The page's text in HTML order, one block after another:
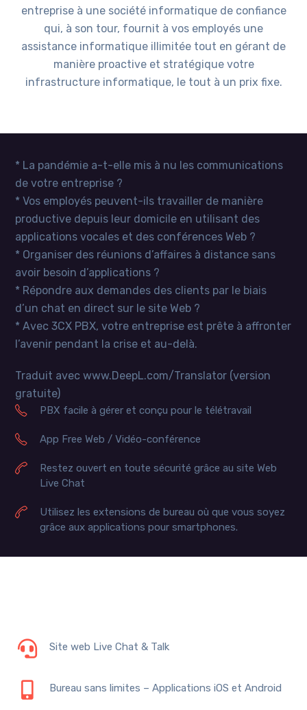
entreprise à une société informatique de confiance
qui, à son tour, fournit à vos employés une
assistance informatique illimitée tout en gérant de
manière proactive et stratégique votre
infrastructure informatique, le tout à un prix fixe.
* La pandémie a-t-elle mis à nu les communications
de votre entreprise ?
* Vos employés peuvent-ils travailler de manière
productive depuis leur domicile en utilisant des
applications vocales et des conférences Web ?
* Organiser des réunions d’affaires à distance sans
avoir besoin d’applications ?
* Répondre aux demandes des clients par le biais
d’un chat en direct sur le site Web ?
* Avec 3CX PBX, votre entreprise est prête à affronter
l’avenir pendant la crise et au-delà.
Traduit avec www.DeepL.com/Translator (version
gratuite)
PBX facile à gérer et conçu pour le télétravail
App Free Web / Vidéo-conférence
Restez ouvert en toute sécurité grâce au site Web
Live Chat
Utilisez les extensions de bureau où que vous soyez
grâce aux applications pour smartphones.
Site web Live Chat & Talk
Bureau sans limites – Applications iOS et Android